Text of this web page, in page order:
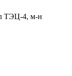
ТЭЦ-4, м-н